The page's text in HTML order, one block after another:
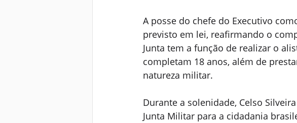
A posse do chefe do Executivo
previsto em lei, reafirmando o
Junta tem a função de realizar o
completam 18 anos, além de
natureza militar.
Durante a solenidade, Celso
Junta Militar para a cidadania